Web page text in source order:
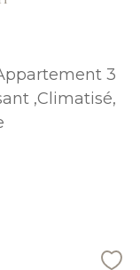
3
,Climatisé,